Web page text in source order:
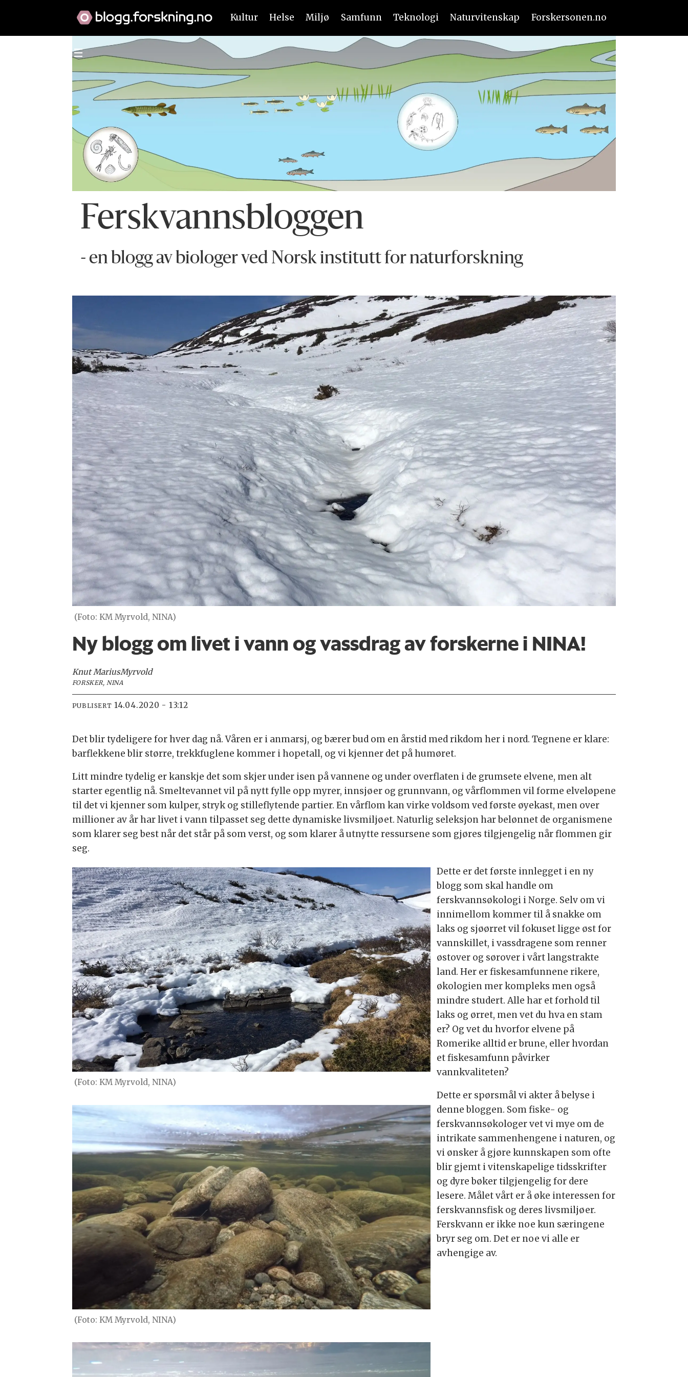
Kultur Helse Miljø Samfunn Teknologi Naturvitenskap Forskersonen.no
Ferskvannsbloggen
- en blogg av biologer ved Norsk institutt for naturforskning
(Foto: KM Myrvold, NINA)
Ny blogg om livet i vann og vassdrag av forskerne i NINA!
Knut MariusMyrvold
FORSKER, NINA
PUBLISERT 14.04.2020 - 13:12
Det blir tydeligere for hver dag nå. Våren er i anmarsj, og bærer bud om en årstid med rikdom her i nord. Tegnene er klare:
barflekkene blir større, trekkfuglene kommer i hopetall, og vi kjenner det på humøret.
Litt mindre tydelig er kanskje det som skjer under isen på vannene og under overflaten i de grumsete elvene, men alt
starter egentlig nå. Smeltevannet vil på nytt fylle opp myrer, innsjøer og grunnvann, og vårflommen vil forme elveløpene
til det vi kjenner som kulper, stryk og stilleflytende partier. En vårflom kan virke voldsom ved første øyekast, men over
millioner av år har livet i vann tilpasset seg dette dynamiske livsmiljøet. Naturlig seleksjon har belønnet de organismene
som klarer seg best når det står på som verst, og som klarer å utnytte ressursene som gjøres tilgjengelig når flommen gir
seg.
(Foto: KM Myrvold, NINA)
Dette er det første innlegget i en ny
blogg som skal handle om
ferskvannsøkologi i Norge. Selv om vi
innimellom kommer til å snakke om
laks og sjøørret vil fokuset ligge øst for
vannskillet, i vassdragene som renner
østover og sørover i vårt langstrakte
land. Her er fiskesamfunnene rikere,
økologien mer kompleks men også
mindre studert. Alle har et forhold til
laks og ørret, men vet du hva en stam
er? Og vet du hvorfor elvene på
Romerike alltid er brune, eller hvordan
et fiskesamfunn påvirker
vannkvaliteten?
(Foto: KM Myrvold, NINA)
Dette er spørsmål vi akter å belyse i
denne bloggen. Som fiske- og
ferskvannsøkologer vet vi mye om de
intrikate sammenhengene i naturen, og
vi ønsker å gjøre kunnskapen som ofte
blir gjemt i vitenskapelige tidsskrifter
og dyre bøker tilgjengelig for dere
lesere. Målet vårt er å øke interessen for
ferskvannsfisk og deres livsmiljøer.
Ferskvann er ikke noe kun særingene
bryr seg om. Det er noe vi alle er
avhengige av.